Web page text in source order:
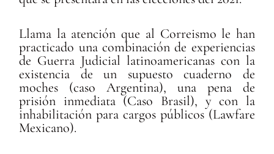
Llama la atención que al Correismo le han
practicado una combinación de experiencias
de Guerra Judicial latinoamericanas con la
existencia de un supuesto cuaderno de
moches (caso Argentina), una pena de
prisión inmediata (Caso Brasil), y con la
inhabilitación para cargos públicos (Lawfare
Mexicano).